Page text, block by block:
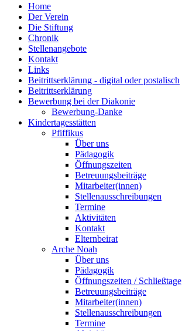
Home
Der Verein
Die Stiftung
Chronik
Stellenangebote
Kontakt
Links
Beitrittserklärung - digital oder postalisch
Beitrittserklärung
Bewerbung bei der Diakonie
Bewerbung-Danke
Kindertagesstätten
Pfiffikus
Über uns
Pädagogik
Öffnungszeiten
Betreuungsbeiträge
Mitarbeiter(innen)
Stellenausschreibungen
Termine
Aktivitäten
Kontakt
Elternbeirat
Arche Noah
Über uns
Pädagogik
Öffnungszeiten / Schließtage
Betreuungsbeiträge
Mitarbeiter(innen)
Stellenausschreibungen
Termine